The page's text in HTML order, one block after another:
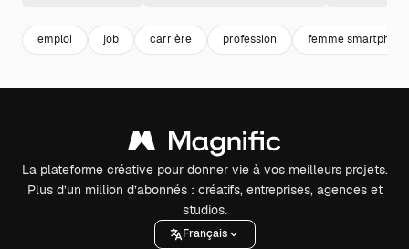
emploi job carrière profession femme smartphone
La plateforme créative pour donner vie à vos meilleurs projets.
Plus d’un million d’abonnés : créatifs, entreprises, agences et
studios.
Français